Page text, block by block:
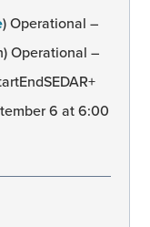
) Operational –
Operational –
6 at 6:00